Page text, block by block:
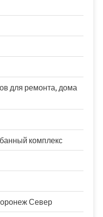
для ремонта, дома
комплекс
Север